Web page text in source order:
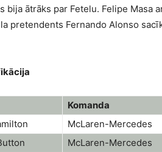
bija ātrāks par Fetelu. Felipe Masa
pretendents Fernando Alonso
Komanda
McLaren-Mercedes
McLaren-Mercedes